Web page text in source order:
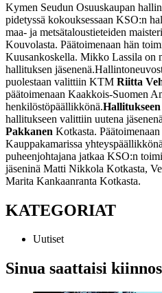
Kymen Seudun Osuuskaupan
pidetyssä kokouksessaan KSO:n
maa- ja metsätaloustieteiden
Kouvolasta. Päätoimenaan hän
Kuusankoskella. Mikko Lassila on
hallituksen jäsenenä.
puolestaan valittiin KTM Riitta
päätoimenaan Kaakkois-Suomen
henkilöstöpäällikkönä.
hallitukseen valittiin uutena
Pakkanen Kotkasta.
Kauppakamarissa
puheenjohtajana jatkaa KSO:n
jäseninä Matti Nikkola Kotkasta,
Marita Kankaanranta Kotkasta.
KATEGORIAT
Uutiset
Sinua saattaisi